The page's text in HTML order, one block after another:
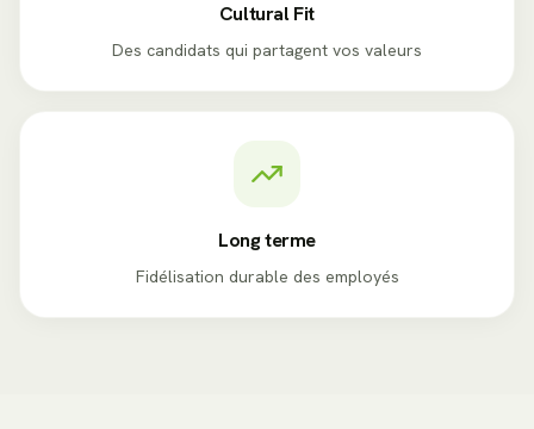
Cultural Fit
Des candidats qui partagent vos valeurs
Long terme
Fidélisation durable des employés